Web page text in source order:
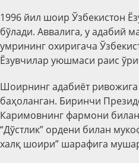
1996 йил шоир Ўзбекистон
бўлади. Аввалига, у адабий
умрининг охиригача
Ёзувчилар уюшмаси раис
Шоирнинг адабиёт
баҳоланган. Биринчи
Каримовнинг фармони
“Дўстлик” ордени билан
халқ шоири” шарафига